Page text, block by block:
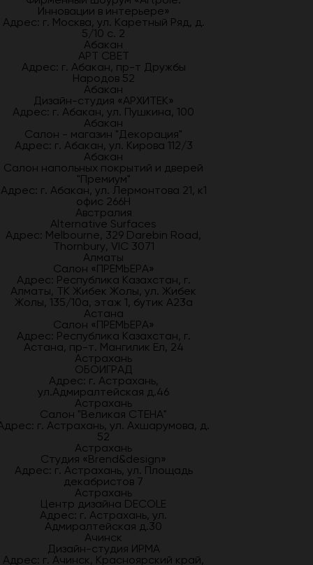
Инновации в интерьере»
Адрес: г. Москва, ул. Каретный Ряд, д.
5/10 с. 2
Абакан
АРТ СВЕТ
Адрес: г. Абакан, пр-т Дружбы
Народов 52
Абакан
Дизайн-студия «АРХИТЕК»
Адрес: г. Абакан, ул. Пушкина, 100
Абакан
Салон - магазин "Декорация"
Адрес: г. Абакан, ул. Кирова 112/3
Абакан
Салон напольных покрытий и дверей
"Премиум"
Адрес: г. Абакан, ул. Лермонтова 21, к1
офис 266Н
Австралия
Alternative Surfaces
Адрес: Melbourne, 329 Darebin Road,
Thornbury, VIC 3071
Алматы
Салон «ПРЕМЬЕРА»
Адрес: Республика Казахстан, г.
Алматы, ТК Жибек Жолы, ул. Жибек
Жолы, 135/10а, этаж 1, бутик А23а
Астана
Салон «ПРЕМЬЕРА»
Адрес: Республика Казахстан, г.
Астана, пр-т. Мангилик Ел, 24
Астрахань
ОБОИГРАД
Адрес: г. Астрахань,
ул.Адмиралтейская д.46
Астрахань
Салон "Великая СТЕНА"
г. Астрахань, ул. Ахшарумова, д.
52
Астрахань
Студия «Brend&design»
Адрес: г. Астрахань, ул. Площадь
декабристов 7
Астрахань
Центр дизайна DECOLE
Адрес: г. Астрахань, ул.
Адмиралтейская д.30
Ачинск
Дизайн-студия ИРМА
Адрес: г. Ачинск, Красноярский край,